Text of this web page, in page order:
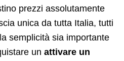
prezzi assolutamente
unica da tutta Italia, tutti
semplicità sia importante
un attivare un